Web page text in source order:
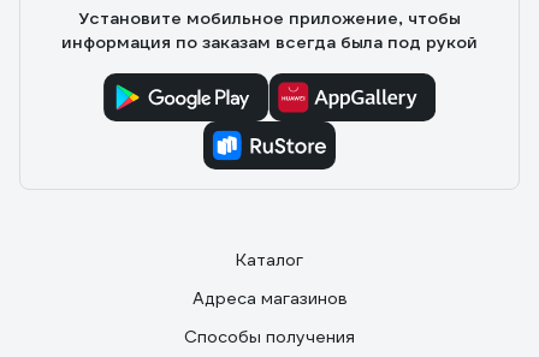
Установите мобильное приложение, чтобы
информация по заказам всегда была под рукой
Каталог
Адреса магазинов
Способы получения